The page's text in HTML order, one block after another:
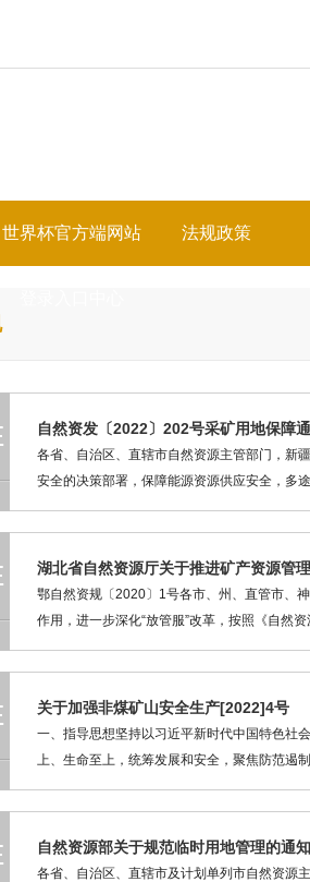
世界杯官方端网站 法规政策
自然资发〔2022〕202号采矿用地保障
各省、自治区、直辖市自然资源主管部门，新
安全的决策部署，保障能源资源供应安全，多
湖北省自然资源厅关于推进矿产资源管
鄂自然资规〔2020〕1号各市、州、直管市、
作用，进一步深化“放管服”改革，按照《自然
关于加强非煤矿山安全生产[2022]4号
一、指导思想坚持以习近平新时代中国特色社
上、生命至上，统筹发展和安全，聚焦防范遏
自然资源部关于规范临时用地管理的通
各省、自治区、直辖市及计划单列市自然资源